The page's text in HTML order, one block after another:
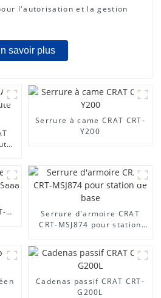
l'autorisation et la gestion
savoir plus
Serrure à came CRAT CRT-
Y200
Serrure d'armoire CRAT
CRT-MSJ874 pour station
Cadenas passif CRAT CRT-
G200L